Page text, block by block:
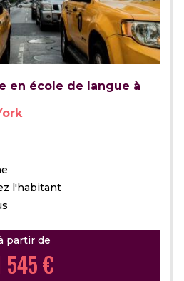
en école de langue à
l'habitant
partir de
545 €